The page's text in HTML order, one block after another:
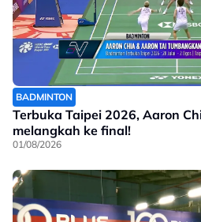
BADMINTON
Terbuka Taipei 2026, Aaron
melangkah ke final!
01/08/2026